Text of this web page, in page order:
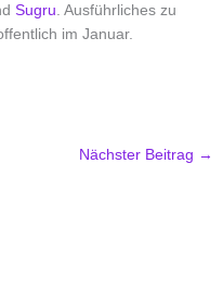
Sugru . Ausführliches zu
im Januar.
Nächster Beitrag →